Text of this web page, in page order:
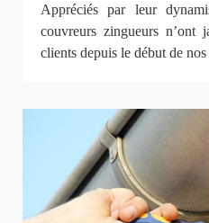
Appréciés par leur
couvreurs zingueurs n’ont
clients depuis le début de